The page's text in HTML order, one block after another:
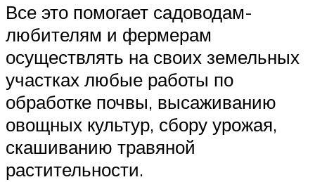
Все это помогает садоводам-
любителям и фермерам
осуществлять на своих земельных
участках любые работы по
обработке почвы, высаживанию
овощных культур, сбору урожая,
скашиванию травяной
растительности.